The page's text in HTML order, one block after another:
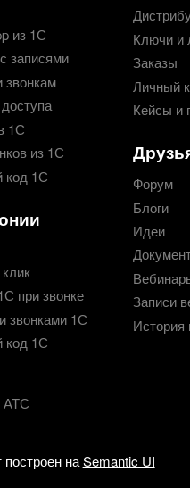
из 1С
записями
звонкам
1С
из 1С
код 1С
при звонке
звонками 1С
код 1С
АТС
Ключи и
Заказы
Личный
Кейсы и
Форум
Блоги
Идеи
Записи
История
построен наSemantic UI